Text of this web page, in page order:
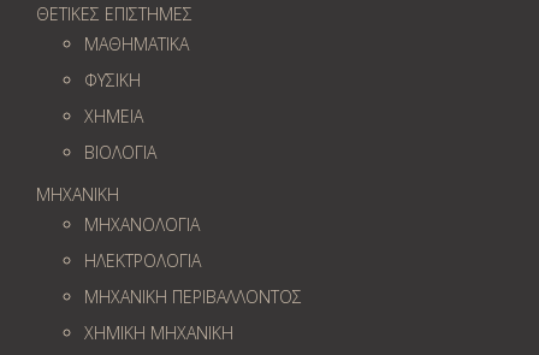
ΘΕΤΙΚΕΣ ΕΠΙΣΤΗΜΕΣ
ΜΑΘΗΜΑΤΙΚΑ
ΦΥΣΙΚΗ
ΧΗΜΕΙΑ
ΒΙΟΛΟΓΙΑ
ΜΗΧΑΝΙΚΗ
ΜΗΧΑΝΟΛΟΓΙΑ
ΗΛΕΚΤΡΟΛΟΓΙΑ
ΜΗΧΑΝΙΚΗ ΠΕΡΙΒΑΛΛΟΝΤΟΣ
ΧΗΜΙΚΗ ΜΗΧΑΝΙΚΗ